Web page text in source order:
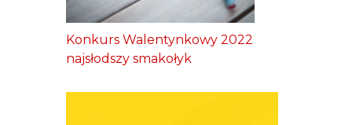
Konkurs Walentynkowy 2022
najsłodszy smakołyk